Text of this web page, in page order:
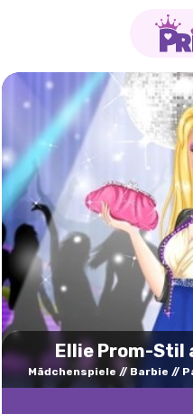
Ellie Prom-Stil
Mädchenspiele Barbie